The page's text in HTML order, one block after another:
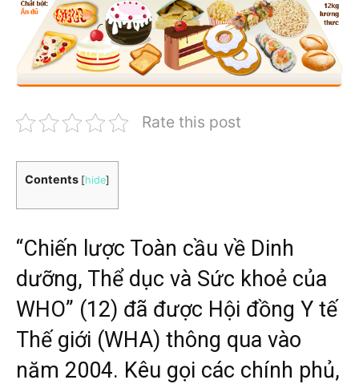
Rate this post
Contents [hide]
“Chiến lược Toàn cầu về Dinh
dưỡng, Thể dục và Sức khoẻ của
WHO” (12) đã được Hội đồng Y tế
Thế giới (WHA) thông qua vào
năm 2004. Kêu gọi các chính phủ,